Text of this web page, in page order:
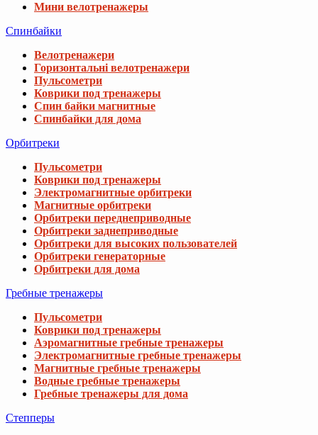
Мини велотренажеры
Спинбайки
Велотренажери
Горизонтальні велотренажери
Пульсометри
Коврики под тренажеры
Спин байки магнитные
Спинбайки для дома
Орбитреки
Пульсометри
Коврики под тренажеры
Электромагнитные орбитреки
Магнитные орбитреки
Орбитреки переднеприводные
Орбитреки заднеприводные
Орбитреки для высоких пользователей
Орбитреки генераторные
Орбитреки для дома
Гребные тренажеры
Пульсометри
Коврики под тренажеры
Аэромагнитные гребные тренажеры
Электромагнитные гребные тренажеры
Магнитные гребные тренажеры
Водные гребные тренажеры
Гребные тренажеры для дома
Степперы